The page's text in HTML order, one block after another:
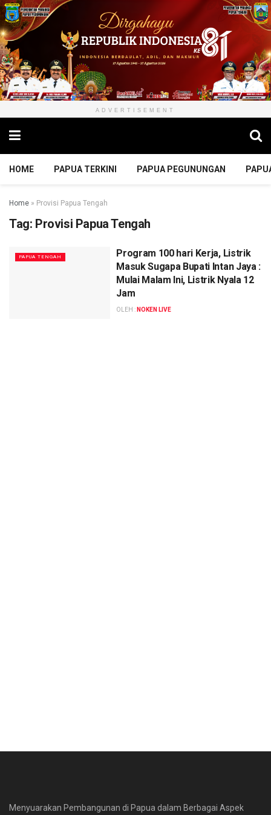
ADVERTISEMENT
HOME PAPUA TERKINI PAPUA PEGUNUNGAN
Home » Provisi Papua Tengah
Tag: Provisi Papua Tengah
PAPUA TENGAH
Program 100 hari Kerja, Listrik
Masuk Sugapa Bupati Intan Jaya :
Mulai Malam Ini, Listrik Nyala 12
Jam
OLEH : NOKEN LIVE
Menyuarakan Pembangunan di Papua dalam Berbagai Aspek